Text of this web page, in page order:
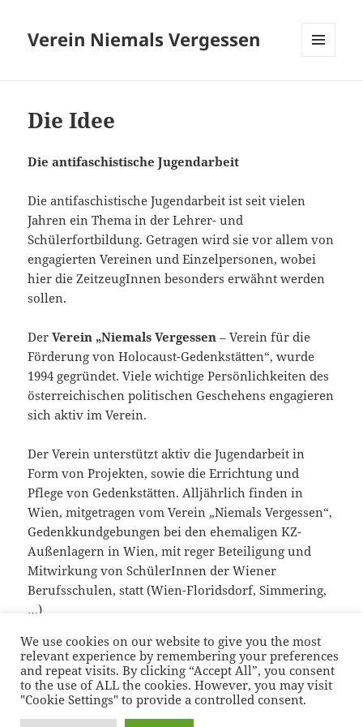
Verein Niemals Vergessen
Die Idee
Die antifaschistische Jugendarbeit
Die antifaschistische Jugendarbeit ist seit vielen
Jahren ein Thema in der Lehrer- und
Schülerfortbildung. Getragen wird sie vor allem von
engagierten Vereinen und Einzelpersonen, wobei
hier die ZeitzeugInnen besonders erwähnt werden
sollen.
DerVerein „Niemals Vergessen – Verein für die
Förderung von Holocaust-Gedenkstätten“, wurde
1994 gegründet. Viele wichtige Persönlichkeiten des
österreichischen politischen Geschehens engagieren
sich aktiv im Verein.
Der Verein unterstützt aktiv die Ju­gendarbeit in
Form von Projekten, sowie die Errichtung und
Pflege von Gedenkstätten. Alljährlich finden in
Wien, mitgetragen vom Verein „Niemals Vergessen“,
Gedenkkund­gebungen bei den ehemaligen KZ-
Außenlagern in Wien, mit reger Beteiligung und
Mitwirkung von SchülerInnen der Wiener
Berufsschulen, statt (Wien-Floridsdorf, Simmering,
…)
Als Erfolg kann hier nur ein dauerhafter
Einstellungswandel und eine Sensibilisierung
gegenüber dem Thema NS-Zeit verstanden werden.
We use cookies on our website to give you the most
relevant experience by remembering your preferences
and repeat visits. By clicking “Accept All”, you consent
to the use of ALL the cookies. However, you may visit
"Cookie Settings" to provide a controlled consent.